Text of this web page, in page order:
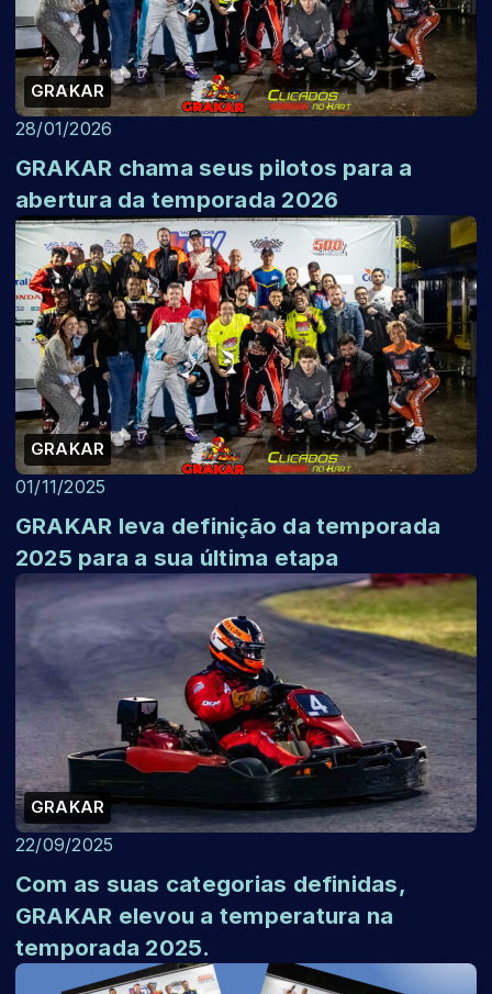
GRAKAR
28/01/2026
GRAKAR chama seus pilotos para a
abertura da temporada 2026
GRAKAR
01/11/2025
GRAKAR leva definição da temporada
2025 para a sua última etapa
GRAKAR
22/09/2025
Com as suas categorias definidas,
GRAKAR elevou a temperatura na
temporada 2025.